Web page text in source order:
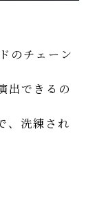
のチェーン
出できるの
、洗練され